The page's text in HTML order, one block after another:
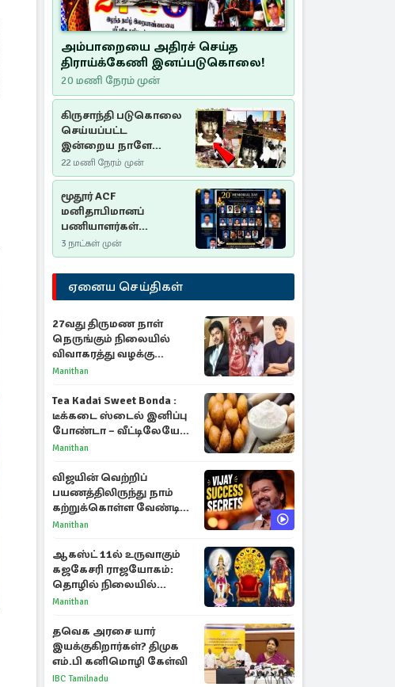
அம்பாறையை அதிரச் செய்த
திராய்க்கேணி இனப்படுகொலை!
20 மணி நேரம் முன்
கிருசாந்தி படுகொலை
செய்யப்பட்ட
இன்றைய நாளே
செம்மணி
இனப்படுகொலை
தினம்…!
22 மணி நேரம் முன்
மூதூர் ACF
மனிதாபிமானப்
பணியாளர்கள்
படுகொலை (2006): 20
ஆண்டுகளாகியும் நீதி
மறுக்கப்பட்ட
மனிதாபிமானப்
பேரவலம்
3 நாட்கள் முன்
ஏனைய செய்திகள்
27வது திருமண நாள்
நெருங்கும் நிலையில்
விவாகரத்து வழக்கு
வாபஸ்! விஜய்யுடன்
Manithan
Tea Kadai Sweet Bonda :
டீக்கடை ஸ்டைல் இனிப்பு
போண்டா – வீட்டிலேயே
செய்வது எப்படி?
Manithan
விஜயின் வெற்றிப்
பயணத்திலிருந்து நாம்
கற்றுக்கொள்ள வேண்டிய
முக்கிய 3 விடயங்கள்!
Manithan
ஆகஸ்ட் 11ல் உருவாகும்
கஜகேசரி ராஜயோகம்:
தொழில் நிலையில்
அதிர்ஷ்டம் பெறும் 3
Manithan
தவெக அரசை யார்
இயக்குகிறார்கள்? திமுக
எம்.பி கனிமொழி கேள்வி
IBC Tamilnadu